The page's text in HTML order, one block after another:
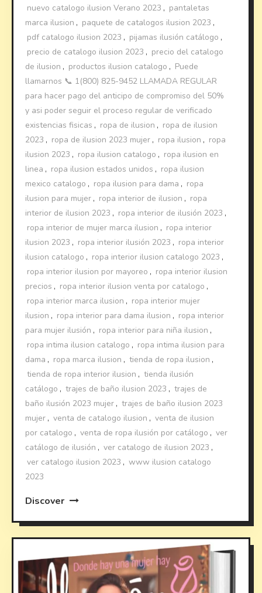
nuevo catalogo ilusion Verano 2023 , pantaletas
marca ilusion , paquete de catalogos ilusion 2023 ,
pdf catalogo ilusion 2023 , pijamas ilusión catálogo ,
precio de catalogo ilusion 2023 , precio del catalogo
de ilusion , productos ilusion catalogo , Puede
llamarnos 📞 1(800) 825-9452 LLAMADA REGULAR
para hacer pago del anticipo de compromiso del 50%
y asi poder seguir el proceso regular de verificado
existencias fisicas , ropa de ilusion , ropa de ilusion
2023 , ropa de ilusion 2023 mujer , ropa ilusion , ropa
ilusion 2023 , ropa ilusion catalogo , ropa ilusion en
linea , ropa ilusion estados unidos , ropa ilusion
mexico catalogo , ropa ilusion para dama , ropa
ilusion para mujer , ropa interior de ilusion , ropa
interior de ilusion 2023 , ropa interior de ilusión 2023 ,
ropa interior de mujer marca ilusion , ropa interior
ilusion 2023 , ropa interior ilusión 2023 , ropa interior
ilusion catalogo , ropa interior ilusion catalogo 2023 ,
ropa interior ilusion por mayoreo , ropa interior ilusion
precios , ropa interior ilusion venta por catalogo ,
ropa interior marca ilusion , ropa interior mujer
ilusion , ropa interior para dama ilusion , ropa interior
para mujer ilusión , ropa interior para niña ilusion ,
ropa intima ilusion catalogo , ropa intima ilusion para
dama , ropa marca ilusion , tienda de ropa ilusion ,
tienda de ropa interior ilusion , tienda ilusión
catálogo , trajes de baño ilusion 2023 , trajes de
baño ilusión 2023 mujer , trajes de baño ilusion 2023
mujer , venta de catalogo ilusion , venta de ilusion
por catalogo , venta de ropa ilusión por catálogo , ver
catálogo de ilusión , ver catalogo de ilusion 2023 ,
ver catalogo ilusion 2023 , www ilusion catalogo
2023
Discover